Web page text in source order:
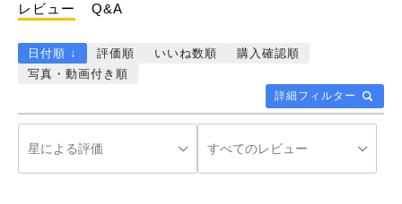
レビュー Q&A
詳細フィルター
日付順 ↓ 評価順 いいね数順
購入確認順
写真・動画付き順